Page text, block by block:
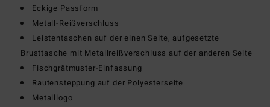
Eckige Passform
Metall-Reißverschluss
Leistentaschen auf der einen Seite, aufgesetzte
Brusttasche mit Metallreißverschluss auf der anderen Seite
Fischgrätmuster-Einfassung
Rautensteppung auf der Polyesterseite
Metalllogo